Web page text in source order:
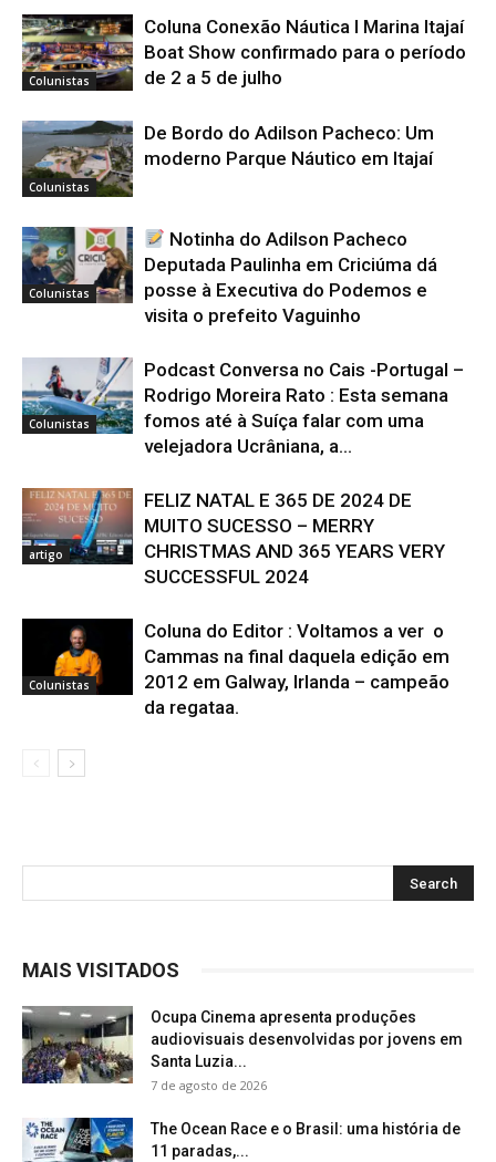
Colunistas
Coluna Conexão Náutica l Marina Itajaí
Boat Show confirmado para o período
de 2 a 5 de julho
Colunistas
De Bordo do Adilson Pacheco: Um
moderno Parque Náutico em Itajaí
Colunistas
Notinha do Adilson Pacheco
Deputada Paulinha em Criciúma dá
posse à Executiva do Podemos e
visita o prefeito Vaguinho
Colunistas
Podcast Conversa no Cais -Portugal –
Rodrigo Moreira Rato : Esta semana
fomos até à Suíça falar com uma
velejadora Ucrâniana, a...
artigo
FELIZ NATAL E 365 DE 2024 DE
MUITO SUCESSO – MERRY
CHRISTMAS AND 365 YEARS VERY
SUCCESSFUL 2024
Colunistas
Coluna do Editor : Voltamos a ver o
Cammas na final daquela edição em
2012 em Galway, Irlanda – campeão
da regataa.
MAIS VISITADOS
Ocupa Cinema apresenta produções
audiovisuais desenvolvidas por jovens em
Santa Luzia...
7 de agosto de 2026
The Ocean Race e o Brasil: uma história de
11 paradas,...